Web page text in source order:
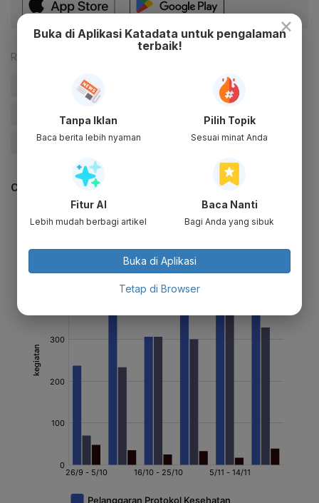
Reporter:
#Kampanye #Bawaslu
#Pilpres 2024 #Cawapres 2024
#Pemilu 2024 #Update Me
CEK JUGA DATA INI
×
Buka di Aplikasi Katadata untuk pengalaman
terbaik!
Tanpa Iklan
Baca berita lebih nyaman
Pilih Topik
Sesuai minat Anda
Fitur AI
Lebih mudah berbagi artikel
Baca Nanti
Bagi Anda yang sibuk
Buka di Aplikasi
Tetap di Browser